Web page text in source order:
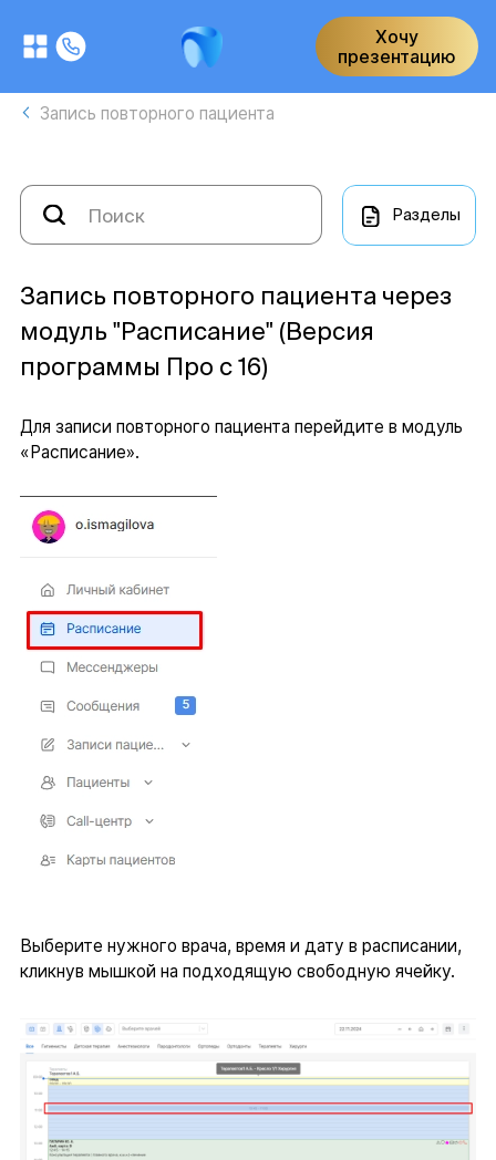
Хочу
презентацию
Запись повторного пациента
Разделы
Запись повторного пациента через
модуль "Расписание" (Версия
программы Про с 16)
Для записи повторного пациента перейдите в модуль
«Расписание».
Выберите нужного врача, время и дату в расписании,
кликнув мышкой на подходящую свободную ячейку.